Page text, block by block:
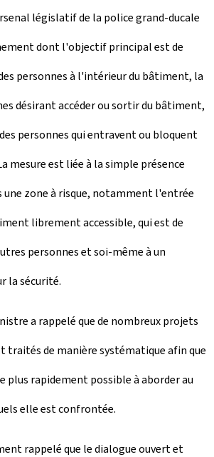
législatif de la police grand-ducale
dont l'objectif principal est de
personnes à l'intérieur du bâtiment, la
désirant accéder ou sortir du bâtiment,
personnes qui entravent ou bloquent
mesure est liée à la simple présence
une zone à risque, notamment l'entrée
librement accessible, qui est de
personnes et soi-même à un
la sécurité.
a rappelé que de nombreux projets
traités de manière systématique afin que
plus rapidement possible à aborder au
elle est confrontée.
rappelé que le dialogue ouvert et